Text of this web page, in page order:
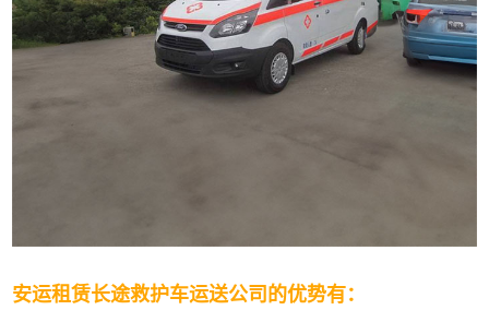
安运租赁长途救护车运送公司的优势有：